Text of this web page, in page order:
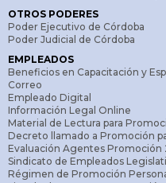
OTROS PODERES
Poder Ejecutivo de Córdoba
Poder Judicial de Córdoba
EMPLEADOS
Beneficios en Capacitación y
Correo
Empleado Digital
Información Legal Online
Material de Lectura para
Decreto llamado a Promoción
Evaluación Agentes Promoción
Sindicato de Empleados
Régimen de Promoción